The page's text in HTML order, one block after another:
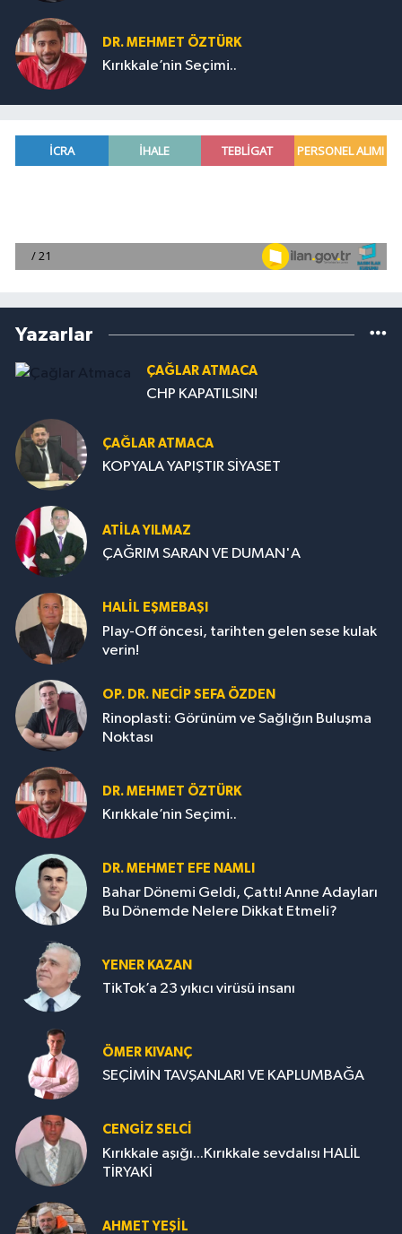
DR. MEHMET ÖZTÜRK
Kırıkkale’nin Seçimi..
Yazarlar
ÇAĞLAR ATMACA
CHP KAPATILSIN!
ÇAĞLAR ATMACA
KOPYALA YAPIŞTIR SİYASET
ATILA YILMAZ
ÇAĞRIM SARAN VE DUMAN'A
HALIL EŞMEBAŞI
Play-Off öncesi, tarihten gelen sese kulak
verin!
OP. DR. NECIP SEFA ÖZDEN
Rinoplasti: Görünüm ve Sağlığın Buluşma
Noktası
DR. MEHMET ÖZTÜRK
Kırıkkale’nin Seçimi..
DR. MEHMET EFE NAMLI
Bahar Dönemi Geldi, Çattı! Anne Adayları
Bu Dönemde Nelere Dikkat Etmeli?
YENER KAZAN
TikTok’a 23 yıkıcı virüsü insanı
ÖMER KIVANÇ
SEÇİMİN TAVŞANLARI VE KAPLUMBAĞA
CENGİZ SELCİ
Kırıkkale aşığı...Kırıkkale sevdalısı HALİL
TİRYAKİ
AHMET YEŞİL